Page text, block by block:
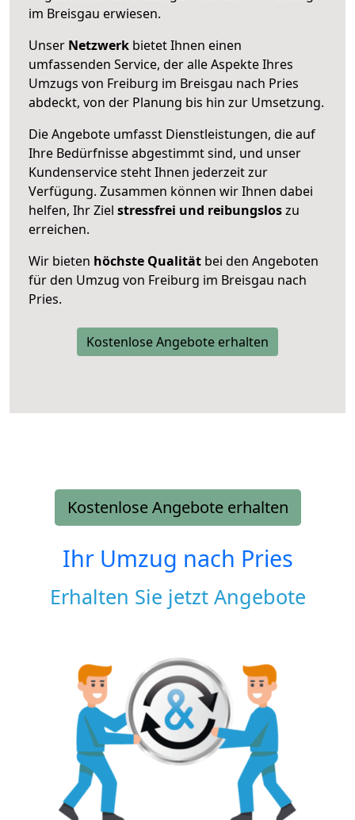
im Breisgau erwiesen.
Unser Netzwerk bietet Ihnen einen
umfassenden Service, der alle Aspekte Ihres
Umzugs von Freiburg im Breisgau nach Pries
abdeckt, von der Planung bis hin zur Umsetzung.
Die Angebote umfasst Dienstleistungen, die auf
Ihre Bedürfnisse abgestimmt sind, und unser
Kundenservice steht Ihnen jederzeit zur
Verfügung. Zusammen können wir Ihnen dabei
helfen, Ihr Ziel stressfrei und reibungsloszu
erreichen.
Wir bieten höchste Qualität bei den Angeboten
für den Umzug von Freiburg im Breisgau nach
Pries.
Kostenlose Angebote erhalten
Kostenlose Angebote erhalten
Ihr Umzug nach Pries
Erhalten Sie jetzt Angebote